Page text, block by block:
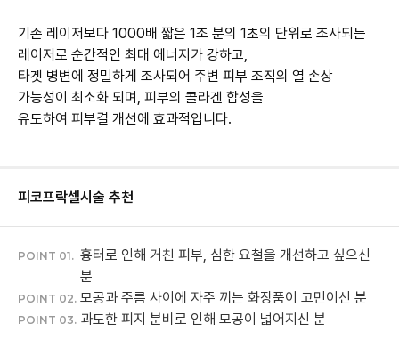
기존 레이저보다 1000배 짧은 1조 분의 1초의 단위로 조사되는
레이저로 순간적인 최대 에너지가 강하고,
타겟 병변에 정밀하게 조사되어 주변 피부 조직의 열 손상
가능성이 최소화 되며, 피부의 콜라겐 합성을
유도하여 피부결 개선에 효과적입니다.
피코프락셀시술 추천
POINT 01. 흉터로 인해 거친 피부, 심한 요철을 개선하고 싶으신
분
POINT 02. 모공과 주름 사이에 자주 끼는 화장품이 고민이신 분
POINT 03. 과도한 피지 분비로 인해 모공이 넓어지신 분